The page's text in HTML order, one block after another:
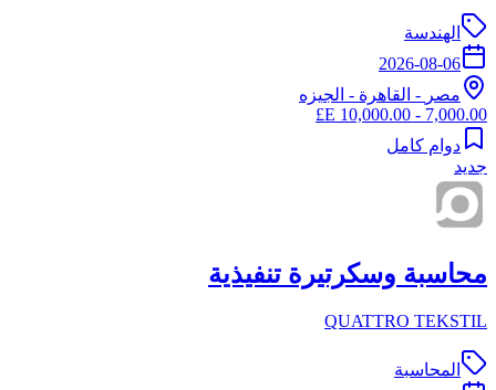
الهندسة
2026-08-06
مصر - القاهرة - الجيزه
7,000.00 - 10,000.00 E£
دوام كامل
جديد
محاسبة وسكرتيرة تنفيذية
QUATTRO TEKSTIL
المحاسبة